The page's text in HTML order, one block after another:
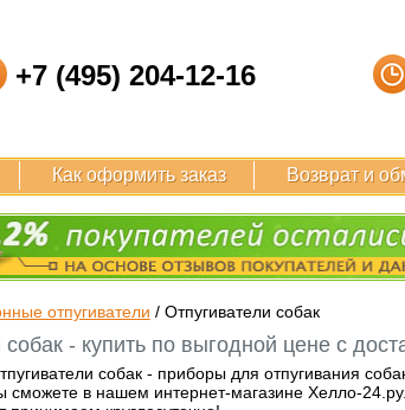
+7 (495) 204-12-16
Как оформить заказ Возврат и
отпугиватели / Отпугиватели собак
собак - купить по выгодной цене с
собак - приборы для отпугивания
сможете в нашем интернет-магазине Хелло-